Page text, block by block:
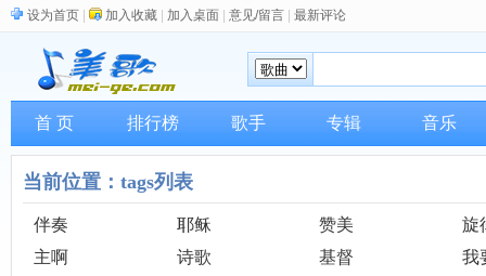
设为首页 加入收藏 加入桌面 意见/留言 最新评论
首 页 排行榜 歌手 专辑 音乐
当前位置：tags列表
伴奏 耶稣 赞美
旋
主啊
诗歌 基督
我